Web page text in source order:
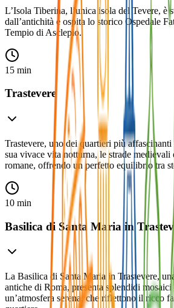
L’Isola Tiberina, l’unica isola del Tevere, è
dall’antichità e ospita lo storico Ospedale
Tempio di Asclepio.
15 min
Trastevere
Trastevere, uno dei quartieri più
sua vivace vita notturna, le strade medievali
romane, offrendo un perfetto equilibrio tra
10 min
Basilica di Santa Maria in
La Basilica di Santa Maria in Trastevere,
antiche di Roma, presenta splendidi
un’atmosfera serena, che riflettono il ricco